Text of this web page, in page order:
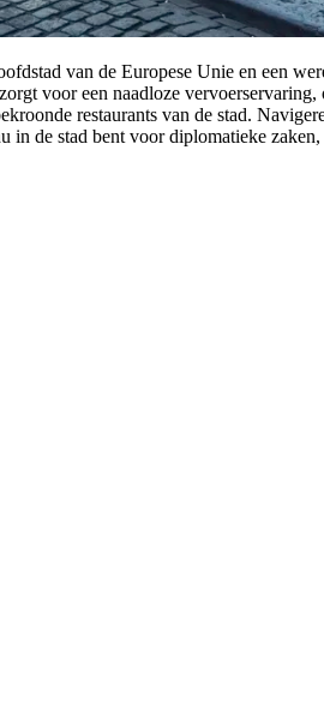
van de Europese Unie en een
voor een naadloze
restaurants van de stad.
in de stad bent voor diplomatieke